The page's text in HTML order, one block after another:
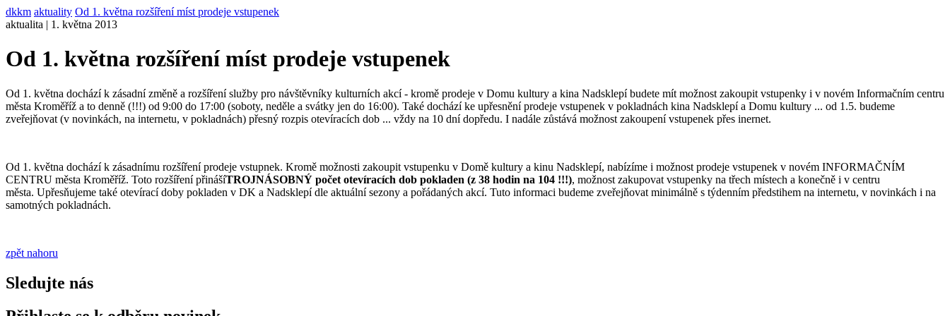
dkkm aktuality Od 1. května rozšíření míst prodeje vstupenek
aktualita | 1. května 2013
Od 1. května rozšíření míst prodeje vstupenek
Od 1. května dochází k zásadní změně a rozšíření služby pro návštěvníky kulturních akcí - kromě prodeje v Domu kultury a kina Nadsklepí budete mít možnost zakoupit vstupenky i v novém Informačním centru
města Kroměříž a to denně (!!!) od 9:00 do 17:00 (soboty, neděle a svátky jen do 16:00). Také dochází ke upřesnění prodeje vstupenek v pokladnách kina Nadsklepí a Domu kultury ... od 1.5. budeme
zveřejňovat (v novinkách, na internetu, v pokladnách) přesný rozpis otevíracích dob ... vždy na 10 dní dopředu. I nadále zůstává možnost zakoupení vstupenek přes inernet.
Od 1. května dochází k zásadnímu rozšíření prodeje vstupnek. Kromě možnosti zakoupit vstupenku v Domě kultury a kinu Nadsklepí, nabízíme i možnost prodeje vstupenek v novém INFORMAČNÍM
CENTRU města Kroměříž. Toto rozšíření přinášíTROJNÁSOBNÝ počet otevíracích dob pokladen (z 38 hodin na 104 !!!), možnost zakupovat vstupenky na třech místech a konečně i v centru
města. Upřesňujeme také otevírací doby pokladen v DK a Nadsklepí dle aktuální sezony a pořádaných akcí. Tuto informaci budeme zveřejňovat minimálně s týdenním předstihem na internetu, v novinkách i na
samotných pokladnách.
zpět nahoru
Sledujte nás